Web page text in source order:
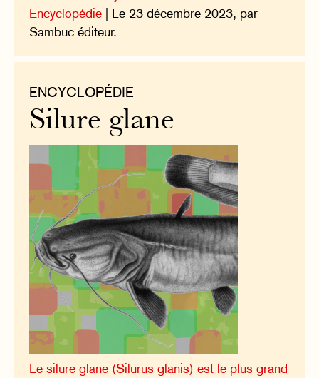
Encyclopédie | Le 23 décembre 2023, par
Sambuc éditeur.
ENCYCLOPÉDIE
Silure glane
Le silure glane (Silurus glanis) est le plus grand